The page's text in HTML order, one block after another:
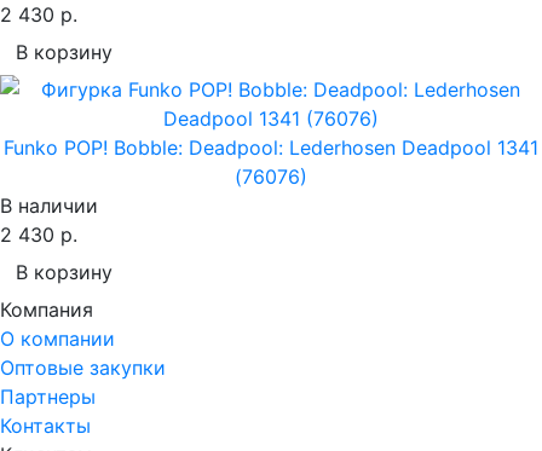
2 430 р.
В корзину
Funko POP! Bobble: Deadpool: Lederhosen Deadpool 1341
(76076)
В наличии
2 430 р.
В корзину
Компания
О компании
Оптовые закупки
Партнеры
Контакты